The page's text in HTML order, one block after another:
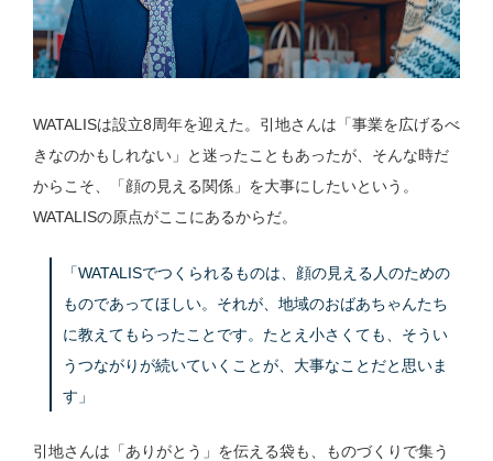
WATALISは設立8周年を迎えた。引地さんは「事業を広げるべ
きなのかもしれない」と迷ったこともあったが、そんな時だ
からこそ、「顔の見える関係」を大事にしたいという。
WATALISの原点がここにあるからだ。
「WATALISでつくられるものは、顔の見える人のための
ものであってほしい。それが、地域のおばあちゃんたち
に教えてもらったことです。たとえ小さくても、そうい
うつながりが続いていくことが、大事なことだと思いま
す」
引地さんは「ありがとう」を伝える袋も、ものづくりで集う